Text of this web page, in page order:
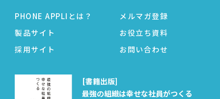
PHONE APPLIとは？
製品サイト
採用サイト
メルマガ登録
お役立ち資料
お問い合わせ
[書籍出版]
最強の組織は幸せな社員がつくる